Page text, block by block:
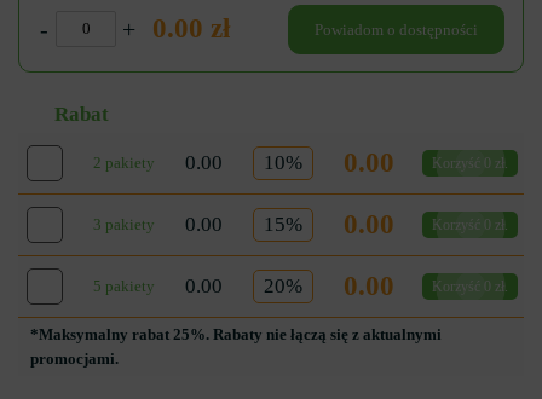
- + 0.00 zł Powiadom o dostępności
Rabat
2 pakiety 0.00 10% 0.00 Korzyść 0 zł.
3 pakiety 0.00 15% 0.00 Korzyść 0 zł.
5 pakiety 0.00 20% 0.00 Korzyść 0 zł.
*Maksymalny rabat 25%. Rabaty nie łączą się z aktualnymi
promocjami.